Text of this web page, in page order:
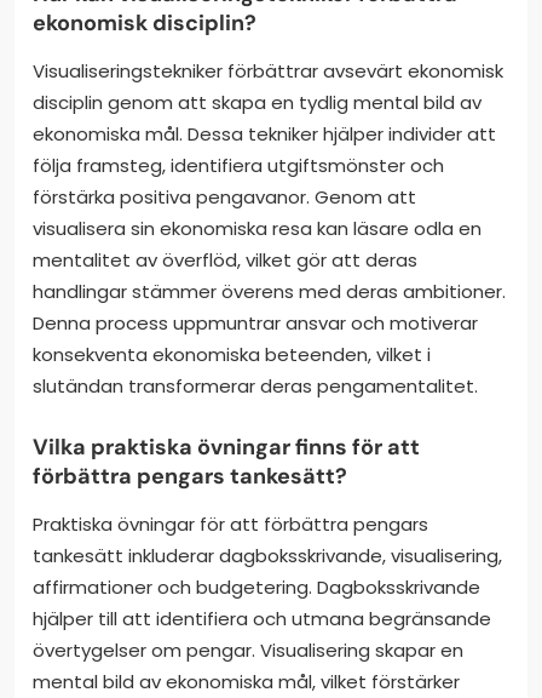
ekonomisk disciplin?
Visualiseringstekniker förbättrar avsevärt ekonomisk
disciplin genom att skapa en tydlig mental bild av
ekonomiska mål. Dessa tekniker hjälper individer att
följa framsteg, identifiera utgiftsmönster och
förstärka positiva pengavanor. Genom att
visualisera sin ekonomiska resa kan läsare odla en
mentalitet av överflöd, vilket gör att deras
handlingar stämmer överens med deras ambitioner.
Denna process uppmuntrar ansvar och motiverar
konsekventa ekonomiska beteenden, vilket i
slutändan transformerar deras pengamentalitet.
Vilka praktiska övningar finns för att
förbättra pengars tankesätt?
Praktiska övningar för att förbättra pengars
tankesätt inkluderar dagboksskrivande, visualisering,
affirmationer och budgetering. Dagboksskrivande
hjälper till att identifiera och utmana begränsande
övertygelser om pengar. Visualisering skapar en
mental bild av ekonomiska mål, vilket förstärker